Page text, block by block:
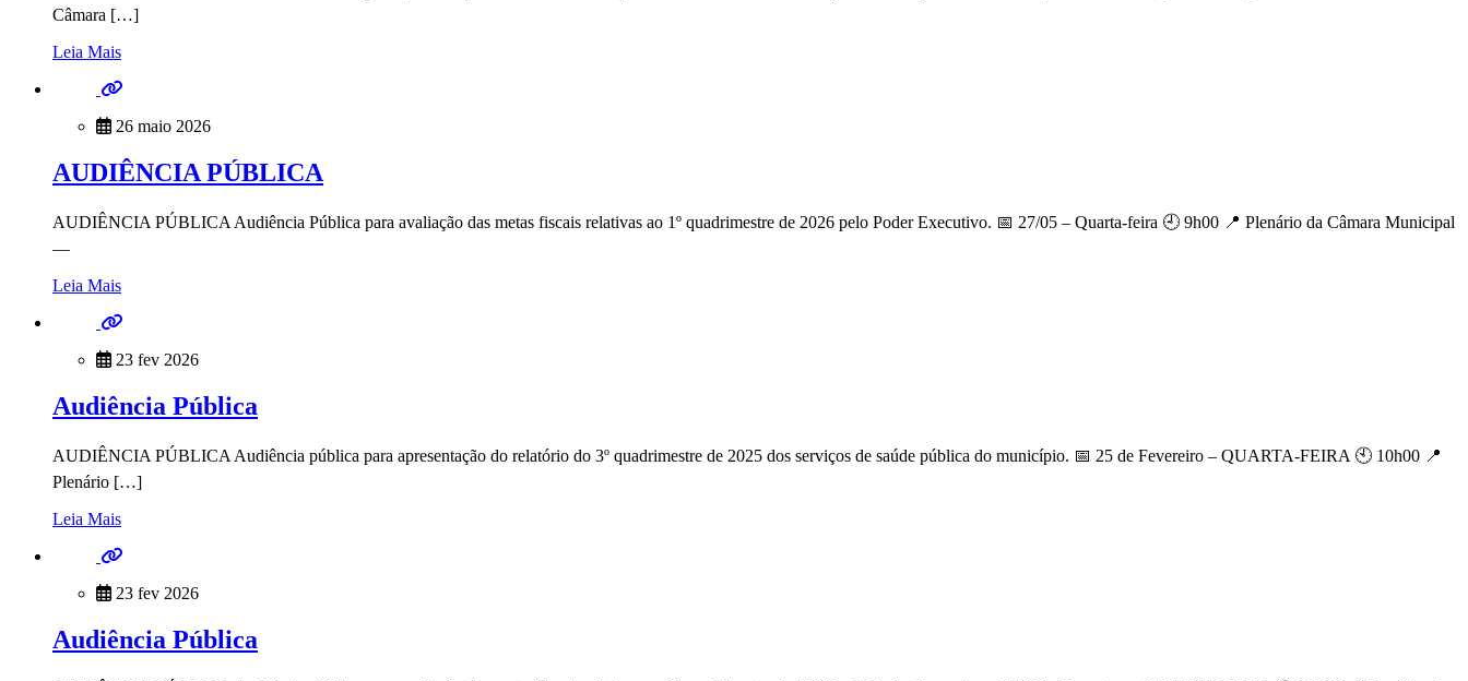
Câmara […]
Leia Mais
26 maio 2026
AUDIÊNCIA PÚBLICA
AUDIÊNCIA PÚBLICA Audiência Pública para avaliação das metas fiscais relativas ao 1º quadrimestre de 2026 pelo Poder Executivo. 📅 27/05 – Quarta-feira 🕘 9h00 📍 Plenário da Câmara Municipal
—
Leia Mais
23 fev 2026
Audiência Pública
AUDIÊNCIA PÚBLICA Audiência pública para apresentação do relatório do 3º quadrimestre de 2025 dos serviços de saúde pública do município. 📅 25 de Fevereiro – QUARTA-FEIRA 🕙 10h00 📍
Plenário […]
Leia Mais
23 fev 2026
Audiência Pública